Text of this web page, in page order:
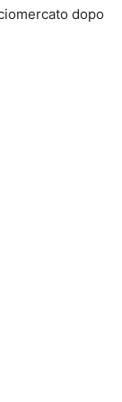
dopo